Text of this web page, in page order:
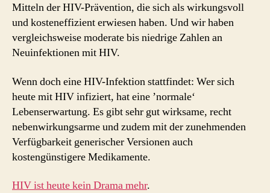
Mitteln der HIV-Prävention, die sich als wirkungsvoll
und kosteneffizient erwiesen haben. Und wir haben
vergleichsweise moderate bis niedrige Zahlen an
Neuinfektionen mit HIV.
Wenn doch eine HIV-Infektion stattfindet: Wer sich
heute mit HIV infiziert, hat eine ’normale‘
Lebenserwartung. Es gibt sehr gut wirksame, recht
nebenwirkungsarme und zudem mit der zunehmenden
Verfügbarkeit generischer Versionen auch
kostengünstigere Medikamente.
HIV ist heute kein Drama mehr.